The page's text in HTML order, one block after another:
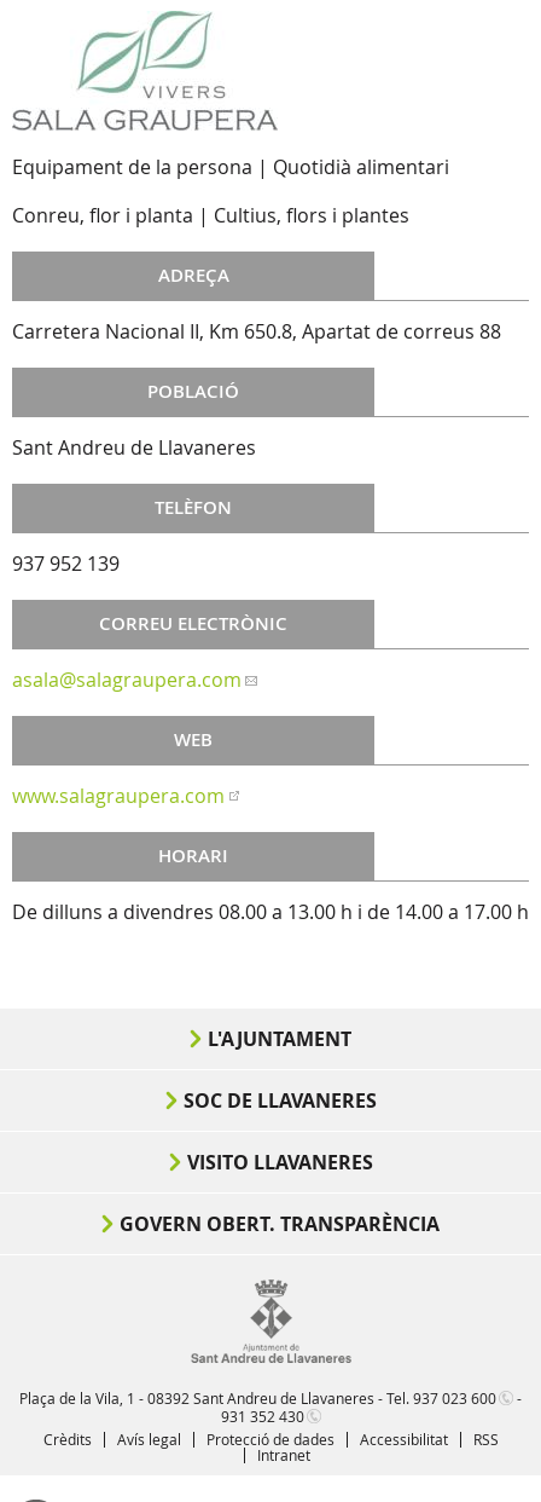
Equipament de la persona | Quotidià alimentari
Conreu, flor i planta | Cultius, flors i plantes
ADREÇA
Carretera Nacional II, Km 650.8, Apartat de correus 88
POBLACIÓ
Sant Andreu de Llavaneres
TELÈFON
937 952 139
CORREU ELECTRÒNIC
asala@salagraupera.com
WEB
www.salagraupera.com
HORARI
De dilluns a divendres 08.00 a 13.00 h i de 14.00 a 17.00 h
L'AJUNTAMENT
SOC DE LLAVANERES
VISITO LLAVANERES
GOVERN OBERT. TRANSPARÈNCIA
Plaça de la Vila, 1 - 08392 Sant Andreu de Llavaneres - Tel.937 023 600
-
931 352 430
Crèdits
Avís legal Protecció de dades Accessibilitat
RSS
Intranet